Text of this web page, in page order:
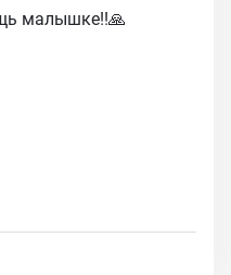
малышке!!🙏